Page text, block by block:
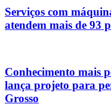
Serviços com
atendem mais de 93
Conhecimento mais
lança projeto para
Grosso